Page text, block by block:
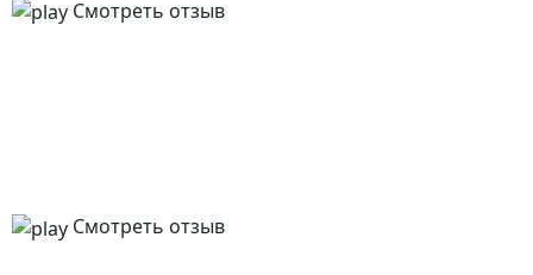
Смотреть отзыв
Смотреть отзыв